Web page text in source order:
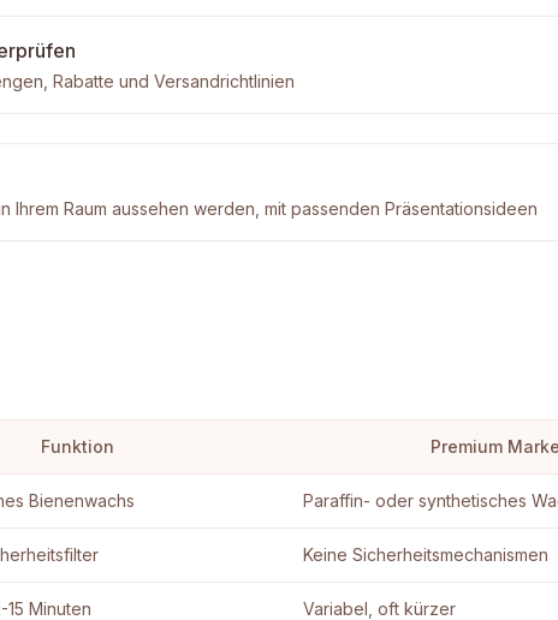
Rabatte und Versandrichtlinien
Ihrem Raum aussehen werden, mit passenden Präsentationsideen
Funktion Premium
Bienenwachs Paraffin- oder synthetisches
Keine Sicherheitsmechanismen
15 Minuten Variabel, oft kürzer